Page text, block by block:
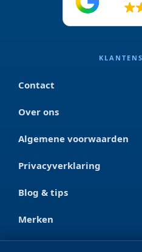
Contact
Over ons
Algemene voorwaarden
Privacyverklaring
Blog & tips
Merken